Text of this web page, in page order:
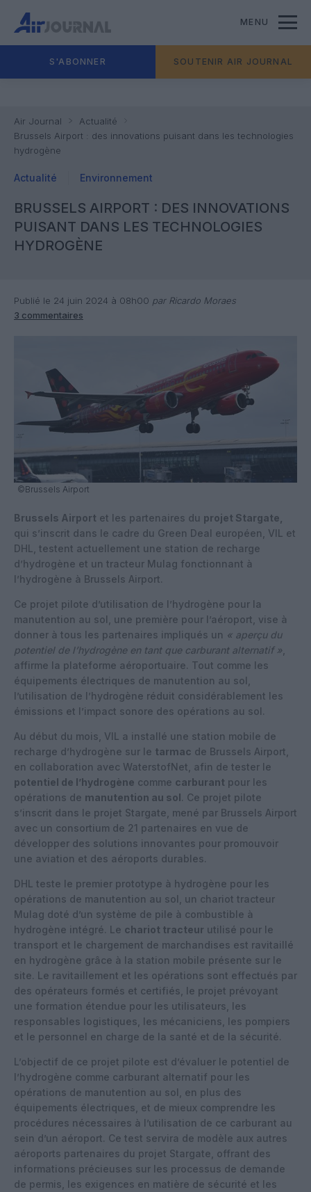
MENU
S'ABONNER SOUTENIR AIR JOURNAL
Air Journal
Actualité
Brussels Airport : des innovations puisant dans les technologies
hydrogène
Actualité Environnement
BRUSSELS AIRPORT : DES INNOVATIONS
PUISANT DANS LES TECHNOLOGIES
HYDROGÈNE
Publié le 24 juin 2024 à 08h00 par Ricardo Moraes
3 commentaires
©Brussels Airport
Brussels Airport et les partenaires du projet Stargate,
qui s’inscrit dans le cadre du Green Deal européen, VIL et
DHL, testent actuellement une station de recharge
d’hydrogène et un tracteur Mulag fonctionnant à
l’hydrogène à Brussels Airport.
Ce projet pilote d’utilisation de l’hydrogène pour la
manutention au sol, une première pour l’aéroport, vise à
donner à tous les partenaires impliqués un « aperçu du
potentiel de l’hydrogène en tant que carburant alternatif »
affirme la plateforme aéroportuaire. Tout comme les
équipements électriques de manutention au sol,
l’utilisation de l’hydrogène réduit considérablement les
émissions et l’impact sonore des opérations au sol.
Au début du mois, VIL a installé une station mobile de
recharge d’hydrogène sur le tarmac de Brussels Airport,
en collaboration avec WaterstofNet, afin de tester le
potentiel de l’hydrogène comme carburant pour les
opérations de manutention au sol. Ce projet pilote
s’inscrit dans le projet Stargate, mené par Brussels Airport
avec un consortium de 21 partenaires en vue de
développer des solutions innovantes pour promouvoir
une aviation et des aéroports durables.
DHL teste le premier prototype à hydrogène pour les
opérations de manutention au sol, un chariot tracteur
Mulag doté d’un système de pile à combustible à
hydrogène intégré. Le chariot tracteur utilisé pour le
transport et le chargement de marchandises est ravitaillé
en hydrogène grâce à la station mobile présente sur le
site. Le ravitaillement et les opérations sont effectués par
des opérateurs formés et certifiés, le projet prévoyant
une formation étendue pour les utilisateurs, les
responsables logistiques, les mécaniciens, les pompiers
et le personnel en charge de la santé et de la sécurité.
L’objectif de ce projet pilote est d’évaluer le potentiel de
l’hydrogène comme carburant alternatif pour les
opérations de manutention au sol, en plus des
équipements électriques, et de mieux comprendre les
procédures nécessaires à l’utilisation de ce carburant au
sein d’un aéroport. Ce test servira de modèle aux autres
aéroports partenaires du projet Stargate, offrant des
informations précieuses sur les processus de demande
de permis, les exigences en matière de sécurité et les